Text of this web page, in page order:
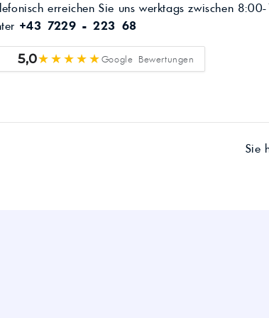
erreichen Sie uns werktags zwischen
+43 7229 - 223 68
5,0★★★★★Google Bewertungen
Sie